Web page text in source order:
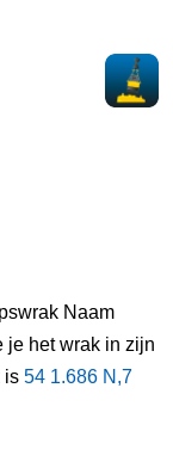
Naam
je het wrak in zijn
is 54 1.686 N,7